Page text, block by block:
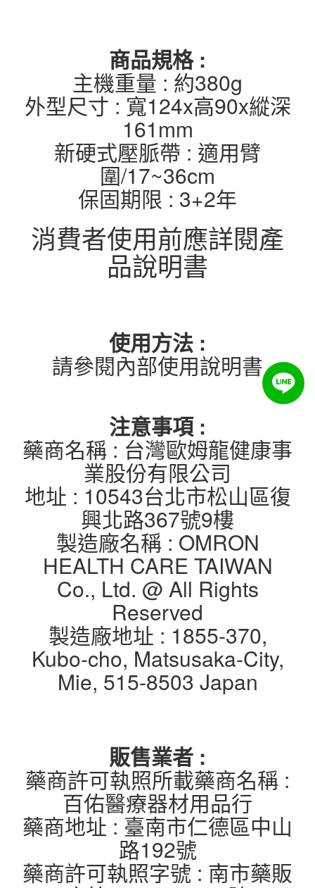
商品規格 :
主機重量 : 約380g
外型尺寸 : 寬124x高90x縱深
161mm
新硬式壓脈帶 : 適用臂
圍/17~36cm
保固期限 : 3+2年
消費者使用前應詳閱產
品說明書
使用方法 :
請參閱內部使用說明書
注意事項 :
藥商名稱 : 台灣歐姆龍健康事
業股份有限公司
地址 : 10543台北市松山區復
興北路367號9樓
製造廠名稱 : OMRON
HEALTH CARE TAIWAN
Co., Ltd. @ All Rights
Reserved
製造廠地址 : 1855-370,
Kubo-cho, Matsusaka-City,
Mie, 515-8503 Japan
販售業者 :
藥商許可執照所載藥商名稱 :
百佑醫療器材用品行
藥商地址 : 臺南市仁德區中山
路192號
藥商許可執照字號 : 南市藥販